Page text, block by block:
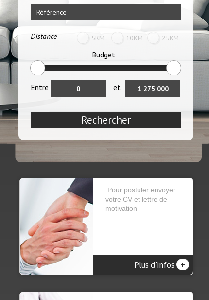
Distance 5KM 10KM 25KM
Budget
Entre et
Rechercher
Pour postuler envoyer
votre CV et lettre de
motivation
Plus d'infos +